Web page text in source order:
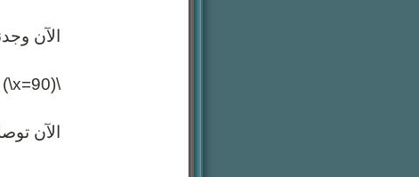
الآن
\(90=x\)
الآن توصلنا